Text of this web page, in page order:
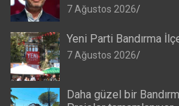
7 Ağustos 2026
Yeni Parti Bandırma
7 Ağustos 2026
Daha güzel bir